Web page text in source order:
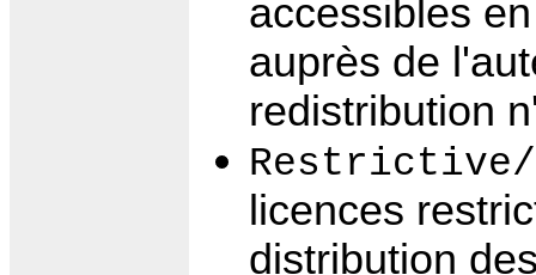
accessibles
auprès de
redistribution
licences
distribution